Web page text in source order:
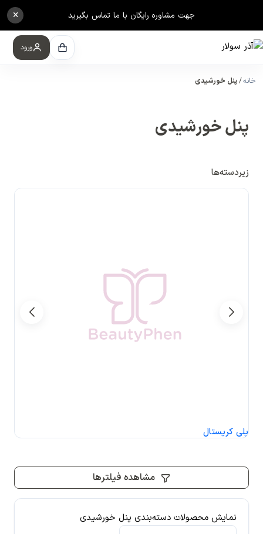
جهت مشاوره رایگان با ما تماس بگیرید ×
ورود
خانه پنل خورشیدی
پنل خورشیدی
زیردسته‌ها
پلی کریستال
مشاهده فیلترها
نمایش محصولات دسته‌بندی پنل خورشیدی